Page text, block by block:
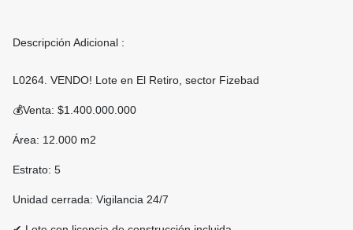
Descripción Adicional :
L0264. VENDO! Lote en El Retiro, sector Fizebad
💰Venta: $1.400.000.000
Área: 12.000 m2
Estrato: 5
Unidad cerrada: Vigilancia 24/7